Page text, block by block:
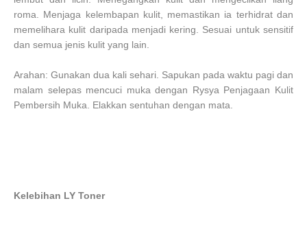
roma.
Menjaga kelembapan kulit, memastikan ia terhidrat dan
memelihara kulit daripada menjadi kering. Sesuai untuk sensitif
dan semua jenis kulit yang lain.
Arahan: Gunakan dua kali sehari. Sapukan pada waktu pagi dan
malam selepas mencuci muka dengan Rysya Penjagaan Kulit
Pembersih Muka. Elakkan sentuhan dengan mata.
Kelebihan LY Toner